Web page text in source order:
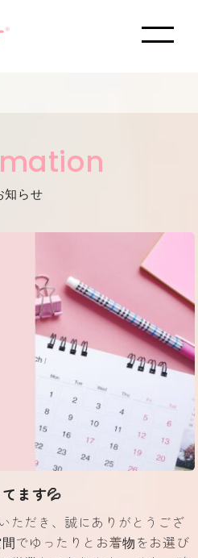
知らせ
ます💦
ただき、誠にありがとうござ
でゆったりとお着物をお選び